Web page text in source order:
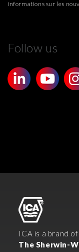
informations sur les
Follow us
ICA is a brand of
The Sherwin-